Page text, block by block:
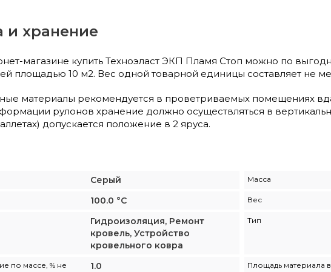
и хранение
магазине купить Техноэласт ЭКП Пламя Стоп можно по
площадью 10 м2. Вес одной товарной единицы составляет не
материалы рекомендуется в проветриваемых помещениях
рулонов хранение должно осуществляться в
допускается положение в 2 яруса.
Серый Масса
100.0 °С Вес
Гидроизоляция, Ремонт
кровель, Устройство
кровельного ковра
Тип
по массе, % не
1.0 Площадь материала